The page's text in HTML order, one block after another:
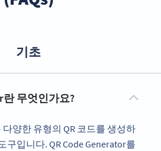
기초
란 무엇인가요?
다양한 유형의 QR 코드를 생성하
구입니다. QR Code Generator를